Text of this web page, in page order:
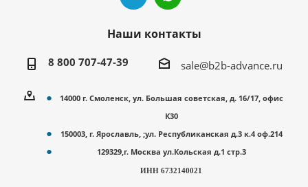
Наши контакты
8 800 707-47-39 sale@b2b-advance.ru
14000 г. Смоленск, ул. Большая советская, д. 16/17, офис
К30
150003, г. Ярославль, ;ул. Республиканская д.3 к.4 оф.214
129329,г. Москва ул.Кольская д.1 стр.3
ИНН 6732140021